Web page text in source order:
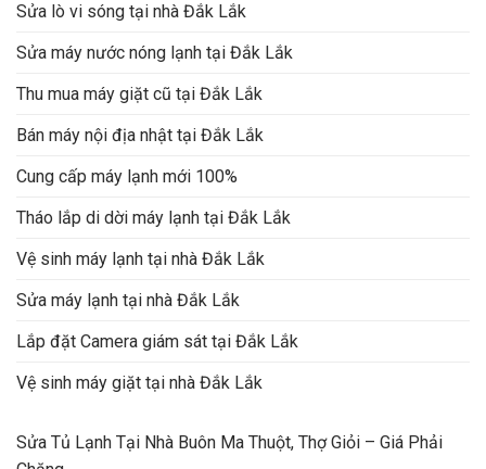
Sửa lò vi sóng tại nhà Đắk Lắk
Sửa máy nước nóng lạnh tại Đắk Lắk
Thu mua máy giặt cũ tại Đắk Lắk
Bán máy nội địa nhật tại Đắk Lắk
Cung cấp máy lạnh mới 100%
Tháo lắp di dời máy lạnh tại Đắk Lắk
Vệ sinh máy lạnh tại nhà Đắk Lắk
Sửa máy lạnh tại nhà Đắk Lắk
Lắp đặt Camera giám sát tại Đắk Lắk
Vệ sinh máy giặt tại nhà Đắk Lắk
Sửa Tủ Lạnh Tại Nhà Buôn Ma Thuột, Thợ Giỏi – Giá Phải